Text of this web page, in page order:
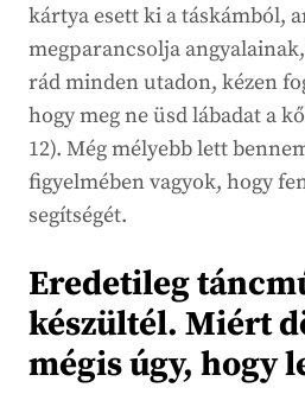
kártya esett ki a táskámból,
megparancsolja
rád minden utadon, kézen
hogy meg ne üsd lábadat a
12). Még mélyebb lett
figyelmében vagyok, hogy
segítségét.
Eredetileg
készültél. Miért
mégis úgy, hogy